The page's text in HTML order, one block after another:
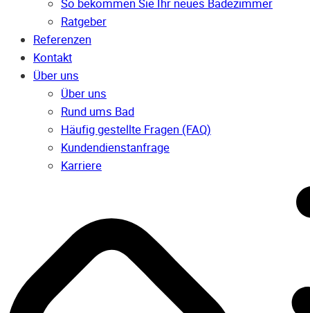
So bekommen Sie Ihr neues Badezimmer
Ratgeber
Referenzen
Kontakt
Über uns
Über uns
Rund ums Bad
Häufig gestellte Fragen (FAQ)
Kunden­dienst­anfrage
Karriere